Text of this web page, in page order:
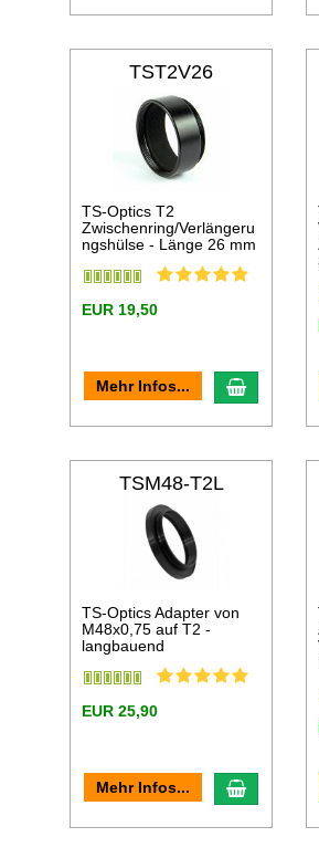
TST2V26
TS-Optics T2
Zwischenring/Verlängeru
ngshülse - Länge 26 mm
EUR 19,50
Mehr Infos... In den
TSM48-T2L
TS-Optics Adapter von
M48x0,75 auf T2 -
langbauend
EUR 25,90
Mehr Infos... In den